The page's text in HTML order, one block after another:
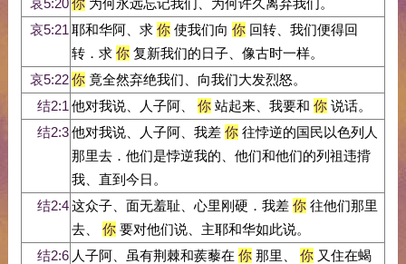
哀5:21 耶和华阿、求 你使我们向 你回转、我们便得回
转．求 你复新我们的日子、像古时一样。
哀5:22你竟全然弃绝我们、向我们大发烈怒。
结2:1 他对我说、人子阿、 你站起来、我要和 你说话。
结2:3他对我说、人子阿、我差 你往悖逆的国民以色列人
那里去．他们是悖逆我的、他们和他们的列祖违揹
我、直到今日。
结2:4这众子、面无羞耻、心里刚硬．我差 你往他们那里
去、
你要对他们说、主耶和华如此说。
结2:6 人子阿、虽有荆棘和蒺藜在 你那里、 你又住在蝎